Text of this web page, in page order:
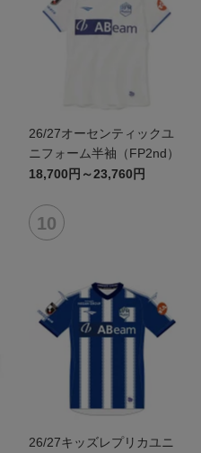
26/27オーセンティックユ
ニフォーム半袖（FP2nd）
18,700円～23,760円
26/27キッズレプリカユニ